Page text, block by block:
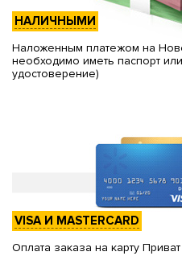
НАЛИЧНЫМИ
Наложенным платежом на
необходимо иметь паспорт
удостоверение)
VISA И MASTERCARD
Оплата заказа на карту